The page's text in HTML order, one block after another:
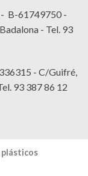
- B-61749750 -
- Tel. 93
- C/Guifré,
93 387 86 12
plásticos